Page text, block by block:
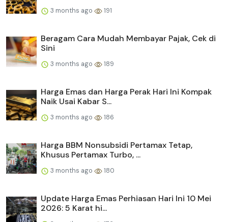
3 months ago 191
Beragam Cara Mudah Membayar Pajak, Cek di
Sini
3 months ago 189
Harga Emas dan Harga Perak Hari Ini Kompak
Naik Usai Kabar S...
3 months ago 186
Harga BBM Nonsubsidi Pertamax Tetap,
Khusus Pertamax Turbo, ...
3 months ago 180
Update Harga Emas Perhiasan Hari Ini 10 Mei
2026: 5 Karat hi...